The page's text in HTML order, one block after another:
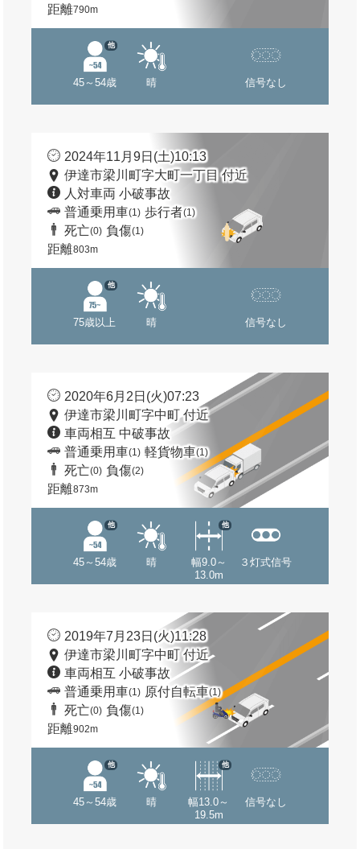
距離790m
45～54歳
他
晴 信号なし
2024年11月9日(土)10:13
伊達市梁川町字大町一丁目 付近
人対車両 小破事故
普通乗用車(1) 歩行者(1)
死亡(0) 負傷(1)
距離803m
75歳以上
他
晴 信号なし
2020年6月2日(火)07:23
伊達市梁川町字中町 付近
車両相互 中破事故
普通乗用車(1) 軽貨物車(1)
死亡(0) 負傷(2)
距離873m
45～54歳
他
晴
幅9.0～
13.0m
他
３灯式信号
2019年7月23日(火)11:28
伊達市梁川町字中町 付近
車両相互 小破事故
普通乗用車(1) 原付自転車(1)
死亡(0) 負傷(1)
距離902m
45～54歳
他
晴
幅13.0～
19.5m
他
信号なし